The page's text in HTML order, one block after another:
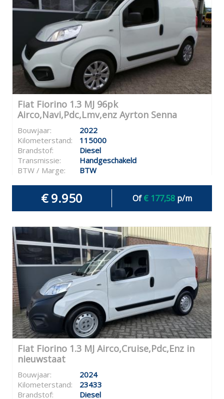
Fiat Fiorino 1.3 MJ 96pk
Airco,Navi,Pdc,Lmv,enz Ayrton Senna
Bouwjaar:
2022
Kilometerstand:
115000
Brandstof:
Diesel
Transmissie:
Handgeschakeld
BTW / Marge:
BTW
€ 9.950 Of€ 177,58p/m
Fiat Fiorino 1.3 MJ Airco,Cruise,Pdc,Enz in
nieuwstaat
Bouwjaar:
2024
Kilometerstand:
23433
Brandstof:
Diesel